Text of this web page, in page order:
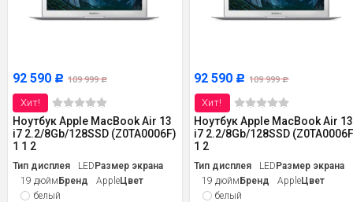
92 590 Р 109 999Р
Хит!
Ноутбук Apple MacBook Air 13
i7 2.2/8Gb/128SSD (Z0TA0006F)
1 1 2
Тип дисплея LEDРазмер экрана
19 дюймБренд AppleЦвет
белый
92 590 Р 109 999Р
Хит!
Ноутбук Apple MacBook Air 13
i7 2.2/8Gb/128SSD
1 2
Тип дисплея LEDРазмер экрана
19 дюймБренд AppleЦвет
белый